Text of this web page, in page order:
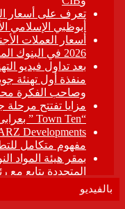
بالفيديو